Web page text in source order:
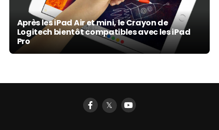
Après les iPad Air et mini, le Crayon de
Logitech bientôt compatibles avec les iPad
Pro
𝕏